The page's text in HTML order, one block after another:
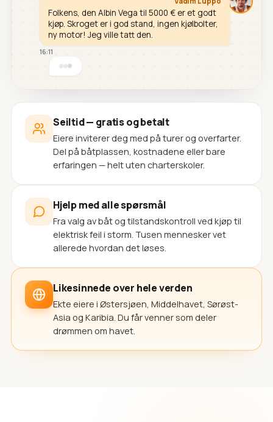
Folkens, den Albin Vega til 5000 € er et godt
kjøp. Skroget er i god stand, ingen kjølbolter,
ny motor! Jeg ville tatt den.
16:11
Seiltid — gratis og betalt
Eiere inviterer deg med på turer og overfarter.
Del på båtplassen, kostnadene eller bare
erfaringen — helt uten charterskoler.
Hjelp med alle spørsmål
Fra valg av båt og tilstandskontroll ved kjøp til
elektrisk feil i storm. Tusen mennesker vet
allerede hvordan det løses.
Likesinnede over hele verden
Ekte eiere i Østersjøen, Middelhavet, Sørøst-
Asia og Karibia. Du får venner som deler
drømmen om havet.